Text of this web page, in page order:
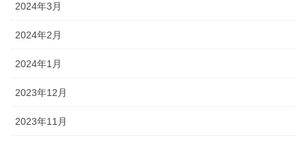
2024年3月
2024年2月
2024年1月
2023年12月
2023年11月